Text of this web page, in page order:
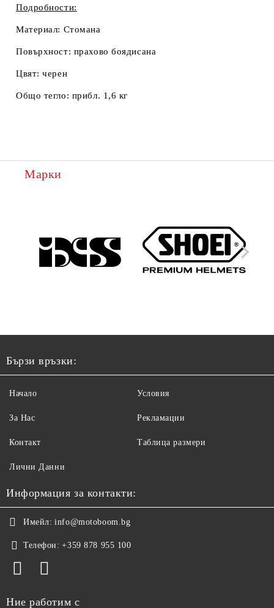
Подробности:
Материал: Стомана
Повърхност: прахово боядисана
Цвят:черен
Общо тегло: прибл. 1,6 кг
Марки
Бързи връзки:
Начало
За Нас
Контакт
Лични Данни
Условия
Рекламации
Таблица размери
Информация за контакти:
Имейл: info@motoboom.bg
Телефон: +359 878 955 100
Ние работим с